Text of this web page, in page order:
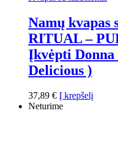
Namų kvapas
RITUAL –
Įkvėpti
Delicious )
37,89 € Į krepšelį
Neturime